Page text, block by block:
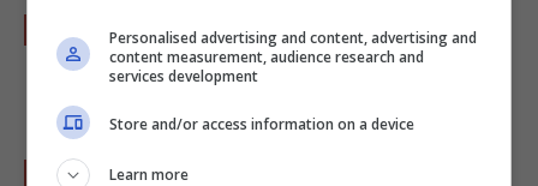
rosolare per 4 o 5 minuti; poi bagnate con il
vino e fatelo sfumare.
Versate nel tegame i pomodori pelati a pezzi,
Personalised advertising and content, advertising and
content measurement, audience research and
services development
Store and/or access information on a device
Learn more